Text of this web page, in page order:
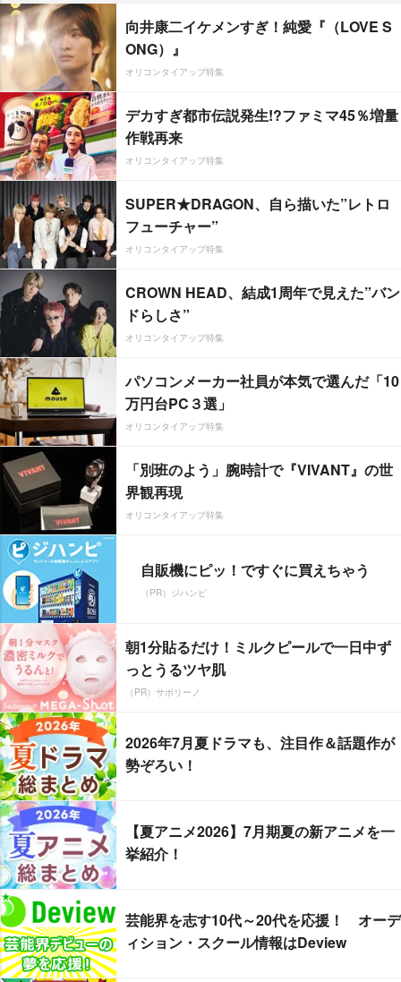
向井康二イケメンすぎ！純愛『（LOVE S
ONG）』
オリコンタイアップ特集
デカすぎ都市伝説発生!?ファミマ45％増量
作戦再来
オリコンタイアップ特集
SUPER★DRAGON、自ら描いた”レトロ
フューチャー”
オリコンタイアップ特集
CROWN HEAD、結成1周年で見えた”バン
ドらしさ”
オリコンタイアップ特集
パソコンメーカー社員が本気で選んだ「10
万円台PC３選」
オリコンタイアップ特集
「別班のよう」腕時計で『VIVANT』の世
界観再現
オリコンタイアップ特集
自販機にピッ！ですぐに買えちゃう
（PR）ジハンピ
朝1分貼るだけ！ミルクピールで一日中ず
っとうるツヤ肌
（PR）サボリーノ
2026年7月夏ドラマも、注目作＆話題作が
勢ぞろい！
【夏アニメ2026】7月期夏の新アニメを一
挙紹介！
芸能界を志す10代～20代を応援！ オーデ
ィション・スクール情報はDeview